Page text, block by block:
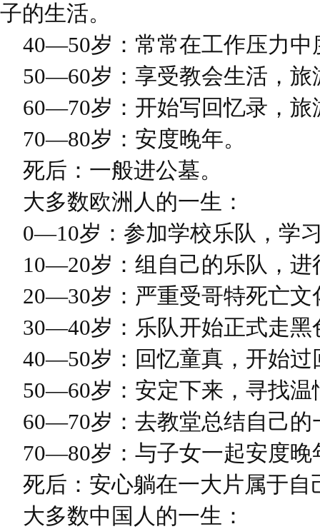
子的生活。
40—50岁：常常在工作压力中
50—60岁：享受教会生活，旅
60—70岁：开始写回忆录，旅
70—80岁：安度晚年。
死后：一般进公墓。
大多数欧洲人的一生：
0—10岁：参加学校乐队，学
10—20岁：组自己的乐队，进
20—30岁：严重受哥特死亡文
30—40岁：乐队开始正式走黑
40—50岁：回忆童真，开始过
50—60岁：安定下来，寻找温
60—70岁：去教堂总结自己的
70—80岁：与子女一起安度晚
死后：安心躺在一大片属于自
大多数中国人的一生：